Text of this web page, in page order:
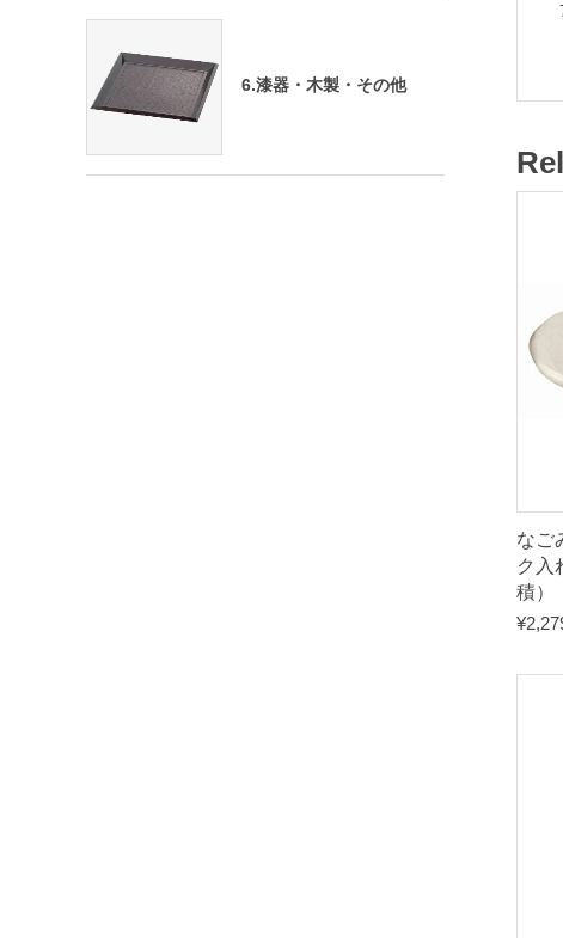
な
ク
積）
¥
6.漆器・木製・その他